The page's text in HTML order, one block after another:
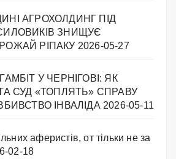
АГРОХОЛДИНГ ПІД
ЗНИЩУЄ
РІПАКУ
2026-05-27
У ЧЕРНІГОВІ: ЯК
СУД «ТОПЛЯТЬ» СПРАВУ
ІНВАЛІДА 2026-05-11
аферистів, от тільки не за
02-18